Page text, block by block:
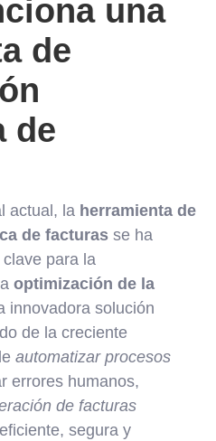
una
de
de
actual, la herramienta de
de facturas se ha
para la
optimización de la
innovadora solución
de la creciente
automatizar procesos
errores humanos,
de facturas
segura y